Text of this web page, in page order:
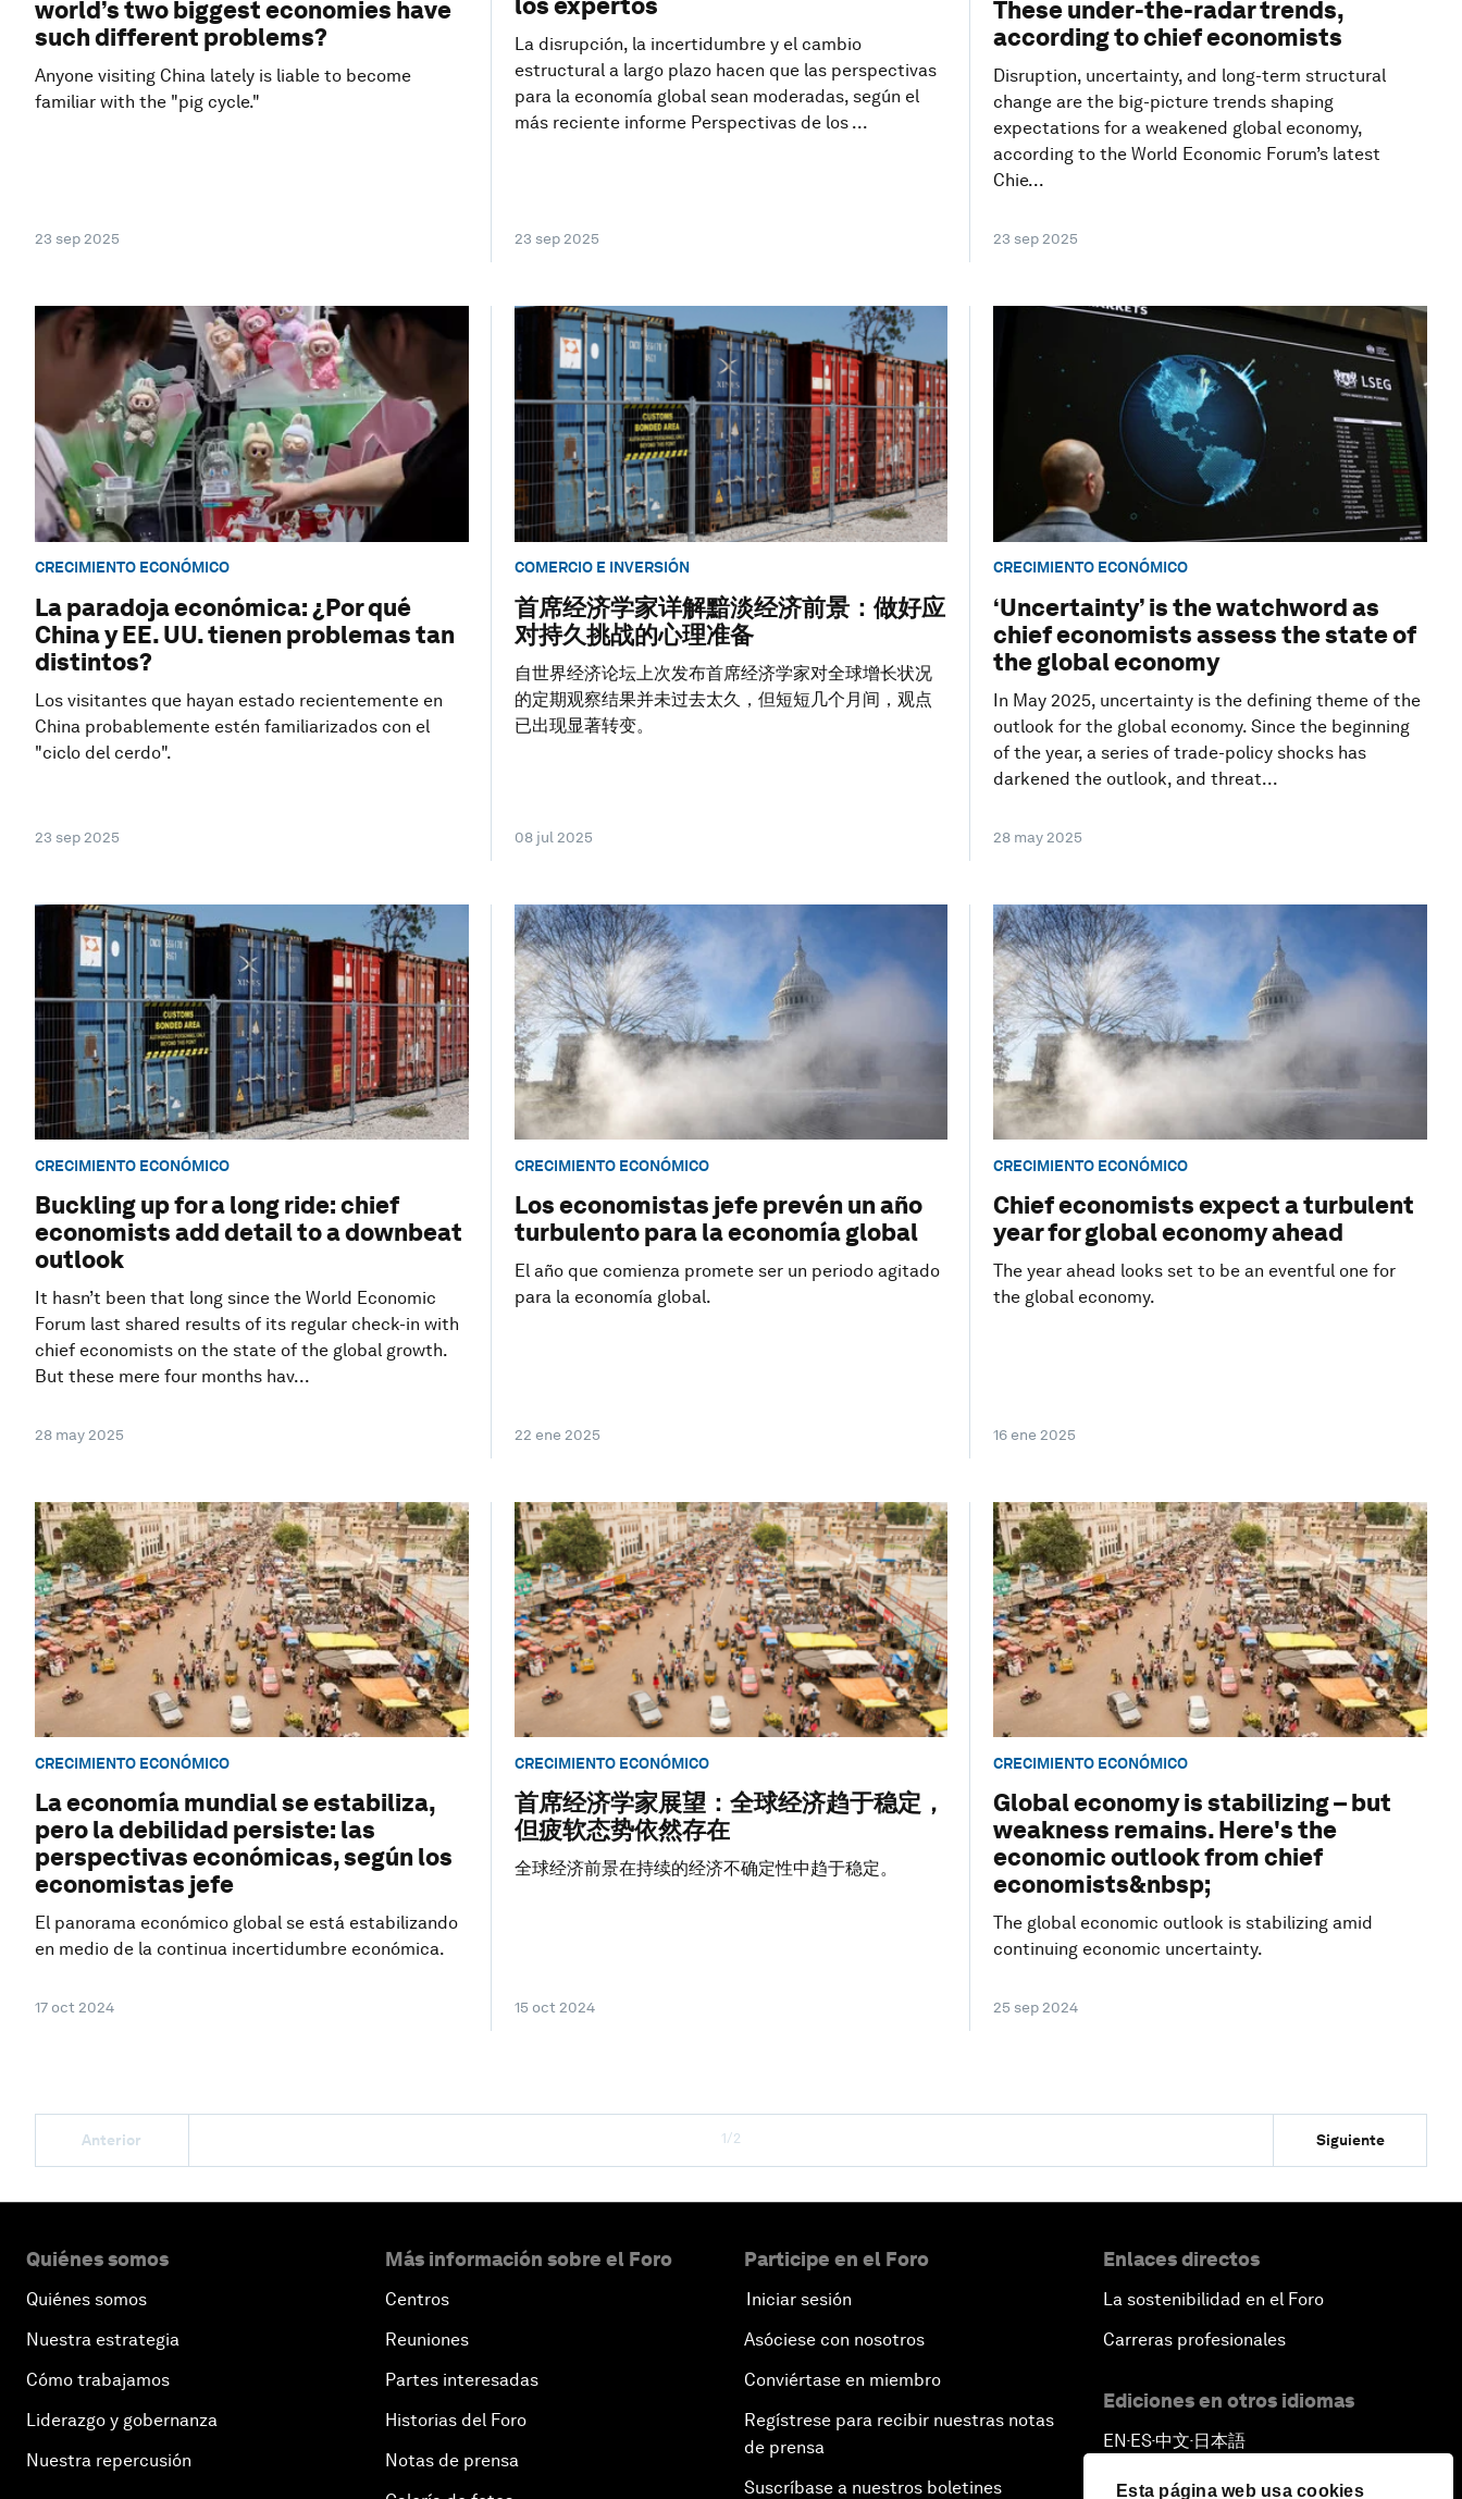
Esta página web usa cookies
world’s two biggest economies have
such different problems?
Anyone visiting China lately is liable to become
familiar with the "pig cycle."
23 sep 2025
La disrupción, la incertidumbre y el cambio
estructural a largo plazo hacen que las perspectivas
para la economía global sean moderadas, según el
más reciente informe Perspectivas de los ...
23 sep 2025
These under-the-radar trends,
according to chief economists
Disruption, uncertainty, and long-term structural
change are the big-picture trends shaping
expectations for a weakened global economy,
according to the World Economic Forum’s latest
Chie...
23 sep 2025
CRECIMIENTO ECONÓMICO
La paradoja económica: ¿Por qué
China y EE. UU. tienen problemas tan
distintos?
Los visitantes que hayan estado recientemente en
China probablemente estén familiarizados con el
"ciclo del cerdo".
23 sep 2025
COMERCIO E INVERSIÓN
首席经济学家详解黯淡经济前景：做好应
对持久挑战的心理准备
自世界经济论坛上次发布首席经济学家对全球增长状况
的定期观察结果并未过去太久，但短短几个月间，观点
已出现显著转变。
08 jul 2025
CRECIMIENTO ECONÓMICO
‘Uncertainty’ is the watchword as
chief economists assess the state of
the global economy
In May 2025, uncertainty is the defining theme of the
outlook for the global economy. Since the beginning
of the year, a series of trade-policy shocks has
darkened the outlook, and threat...
28 may 2025
CRECIMIENTO ECONÓMICO
Buckling up for a long ride: chief
economists add detail to a downbeat
outlook
It hasn’t been that long since the World Economic
Forum last shared results of its regular check-in with
chief economists on the state of the global growth.
But these mere four months hav...
28 may 2025
CRECIMIENTO ECONÓMICO
Los economistas jefe prevén un año
turbulento para la economía global
El año que comienza promete ser un periodo agitado
para la economía global.
22 ene 2025
CRECIMIENTO ECONÓMICO
Chief economists expect a turbulent
year for global economy ahead
The year ahead looks set to be an eventful one for
the global economy.
16 ene 2025
CRECIMIENTO ECONÓMICO
La economía mundial se estabiliza,
pero la debilidad persiste: las
perspectivas económicas, según los
economistas jefe
El panorama económico global se está estabilizando
en medio de la continua incertidumbre económica.
17 oct 2024
CRECIMIENTO ECONÓMICO
首席经济学家展望：全球经济趋于稳定，
但疲软态势依然存在
全球经济前景在持续的经济不确定性中趋于稳定。
15 oct 2024
CRECIMIENTO ECONÓMICO
Global economy is stabilizing – but
weakness remains. Here's the
economic outlook from chief
economists&nbsp;
The global economic outlook is stabilizing amid
continuing economic uncertainty.
25 sep 2024
Anterior 1/2 Siguiente
Quiénes somos
Quiénes somos
Nuestra estrategia
Cómo trabajamos
Liderazgo y gobernanza
Nuestra repercusión
Más información sobre el Foro
Centros
Reuniones
Partes interesadas
Historias del Foro
Notas de prensa
Participe en el Foro
Iniciar sesión
Asóciese con nosotros
Conviértase en miembro
Regístrese para recibir nuestras notas
de prensa
Suscríbase a nuestros boletines
Enlaces directos
La sostenibilidad en el Foro
Carreras profesionales
Ediciones en otros idiomas
EN ▪ES▪中文▪ 日本語